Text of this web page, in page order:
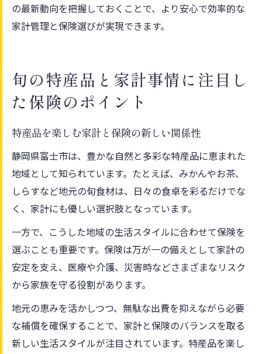
の最新動向を把握しておくことで、より安心で効率的な
家計管理と保険選びが実現できます。
旬の特産品と家計事情に注目し
た保険のポイント
特産品を楽しむ家計と保険の新しい関係性
静岡県富士市は、豊かな自然と多彩な特産品に恵まれた
地域として知られています。たとえば、みかんやお茶、
しらすなど地元の旬食材は、日々の食卓を彩るだけでな
く、家計にも優しい選択肢となっています。
一方で、こうした地域の生活スタイルに合わせて保険を
選ぶことも重要です。保険は万が一の備えとして家計の
安定を支え、医療や介護、災害時などさまざまなリスク
から家族を守る役割があります。
地元の恵みを活かしつつ、無駄な出費を抑えながら必要
な補償を確保することで、家計と保険のバランスを取る
新しい生活スタイルが注目されています。特産品を楽し